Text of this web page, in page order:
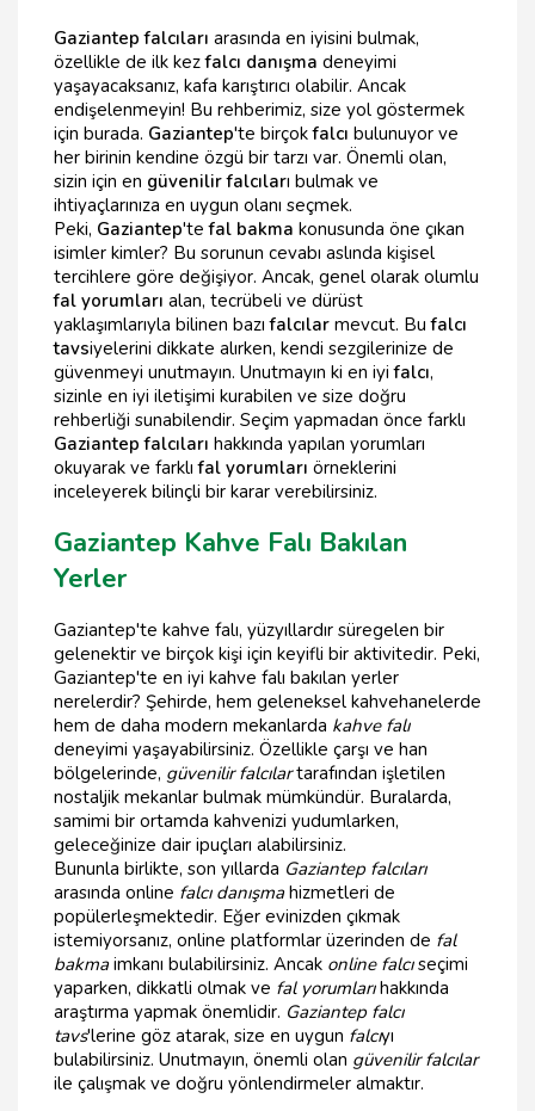
Gaziantep falcıları arasında en iyisini bulmak,
özellikle de ilk kezfalcı danışma deneyimi
yaşayacaksanız, kafa karıştırıcı olabilir. Ancak
endişelenmeyin! Bu rehberimiz, size yol göstermek
için burada. Gaziantep'te birçokfalcı bulunuyor ve
her birinin kendine özgü bir tarzı var. Önemli olan,
sizin için en güvenilir falcıları bulmak ve
ihtiyaçlarınıza en uygun olanı seçmek.
Peki, Gaziantep'tefal bakma konusunda öne çıkan
isimler kimler? Bu sorunun cevabı aslında kişisel
tercihlere göre değişiyor. Ancak, genel olarak olumlu
fal yorumları alan, tecrübeli ve dürüst
yaklaşımlarıyla bilinen bazıfalcılar mevcut. Bufalcı
tavsiyelerini dikkate alırken, kendi sezgilerinize de
güvenmeyi unutmayın. Unutmayın ki en iyifalcı,
sizinle en iyi iletişimi kurabilen ve size doğru
rehberliği sunabilendir. Seçim yapmadan önce farklı
Gaziantep falcıları hakkında yapılan yorumları
okuyarak ve farklıfal yorumları örneklerini
inceleyerek bilinçli bir karar verebilirsiniz.
Gaziantep Kahve Falı Bakılan
Yerler
Gaziantep'te kahve falı, yüzyıllardır süregelen bir
gelenektir ve birçok kişi için keyifli bir aktivitedir. Peki,
Gaziantep'te en iyi kahve falı bakılan yerler
nerelerdir? Şehirde, hem geleneksel kahvehanelerde
hem de daha modern mekanlarda kahve falı
deneyimi yaşayabilirsiniz. Özellikle çarşı ve han
bölgelerinde, güvenilir falcılartarafından işletilen
nostaljik mekanlar bulmak mümkündür. Buralarda,
samimi bir ortamda kahvenizi yudumlarken,
geleceğinize dair ipuçları alabilirsiniz.
Bununla birlikte, son yıllarda Gaziantep falcıları
arasında online falcı danışmahizmetleri de
popülerleşmektedir. Eğer evinizden çıkmak
istemiyorsanız, online platformlar üzerinden de fal
bakmaimkanı bulabilirsiniz. Ancak online falcıseçimi
yaparken, dikkatli olmak ve fal yorumlarıhakkında
araştırma yapmak önemlidir. Gaziantep falcı
tavs'lerine göz atarak, size en uygun falcıyı
bulabilirsiniz. Unutmayın, önemli olan güvenilir falcılar
ile çalışmak ve doğru yönlendirmeler almaktır.